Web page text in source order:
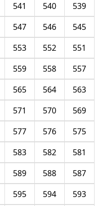
539
540
541
545
546
547
551
552
553
557
558
559
563
564
565
569
570
571
575
576
577
581
582
583
587
588
589
593
594
595